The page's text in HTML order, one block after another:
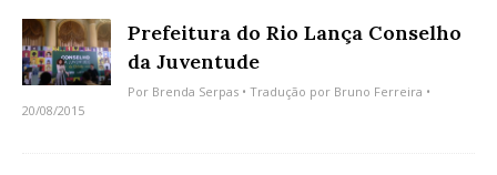
Prefeitura do Rio Lança Conselho
da Juventude
Por Brenda Serpas • Tradução por Bruno Ferreira •
20/08/2015